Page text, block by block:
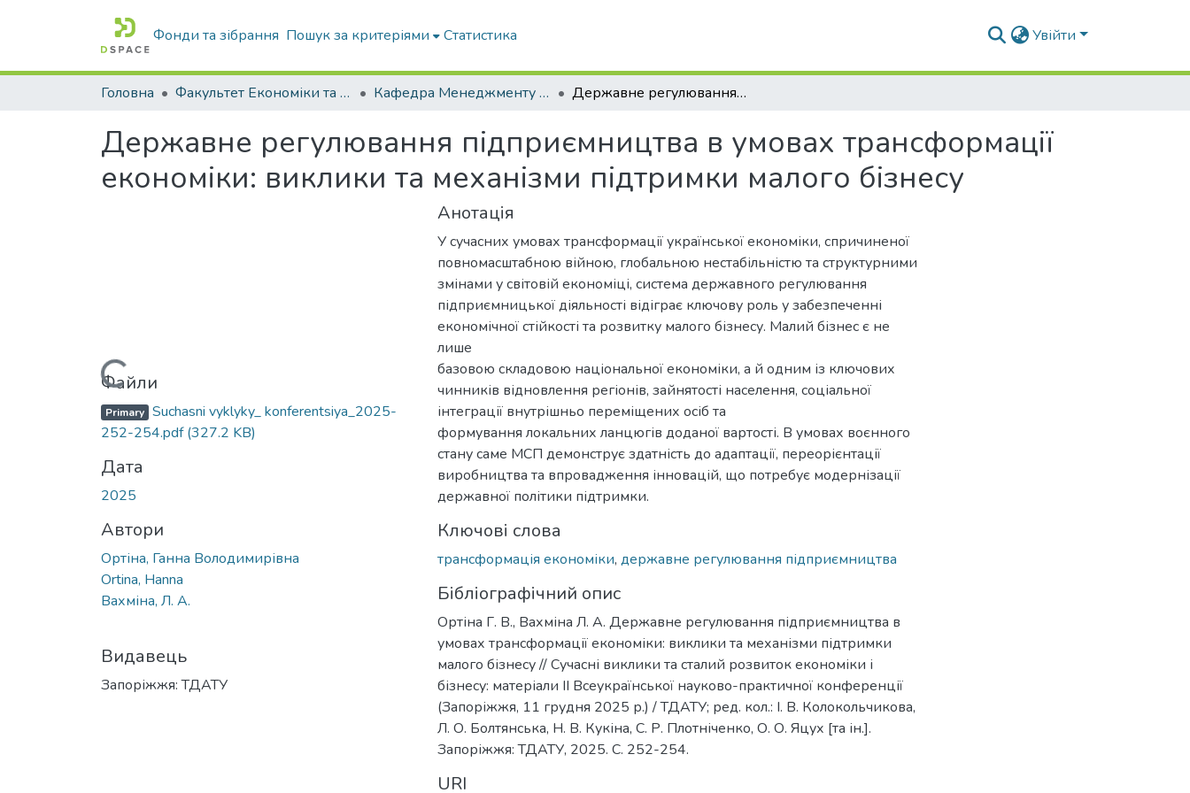
Фонди та зібрання Пошук за критеріями Статистика Увійти
Головна Факультет Економіки та бізнесу Кафедра Менеджменту та публічного адміністрування Державне регулювання підприємництва в умовах трансформації економіки: виклики та механізми підтримки малого бізнесу
Державне регулювання підприємництва в умовах трансформації
економіки: виклики та механізми підтримки малого бізнесу
Вантажиться...
Файли
Primary Suchasni vyklyky_ konferentsiya_2025-
252-254.pdf(327.2 KB)
Дата
2025
Автори
Ортіна, Ганна Володимирівна
Ortina, Hanna
Вахміна, Л. А.
Видавець
Запоріжжя: ТДАТУ
Анотація
У сучасних умовах трансформації української економіки, спричиненої
повномасштабною війною, глобальною нестабільністю та структурними
змінами у світовій економіці, система державного регулювання
підприємницької діяльності відіграє ключову роль у забезпеченні
економічної стійкості та розвитку малого бізнесу. Малий бізнес є не
лише
базовою складовою національної економіки, а й одним із ключових
чинників відновлення регіонів, зайнятості населення, соціальної
інтеграції внутрішньо переміщених осіб та
формування локальних ланцюгів доданої вартості. В умовах воєнного
стану саме МСП демонструє здатність до адаптації, переорієнтації
виробництва та впровадження інновацій, що потребує модернізації
державної політики підтримки.
Ключові слова
трансформація економіки, державне регулювання підприємництва
Бібліографічний опис
Ортіна Г. В., Вахміна Л. А. Державне регулювання підприємництва в
умовах трансформації економіки: виклики та механізми підтримки
малого бізнесу // Сучасні виклики та сталий розвиток економіки і
бізнесу: матеріали IІ Всеукраїнської науково-практичної конференції
(Запоріжжя, 11 грудня 2025 р.) / ТДАТУ; ред. кол.: І. В. Колокольчикова,
Л. О. Болтянська, Н. В. Кукіна, С. Р. Плотніченко, О. О. Яцух [та ін.].
Запоріжжя: ТДАТУ, 2025. С. 252-254.
URI